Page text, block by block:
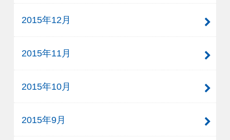
2015年12月
2015年11月
2015年10月
2015年9月